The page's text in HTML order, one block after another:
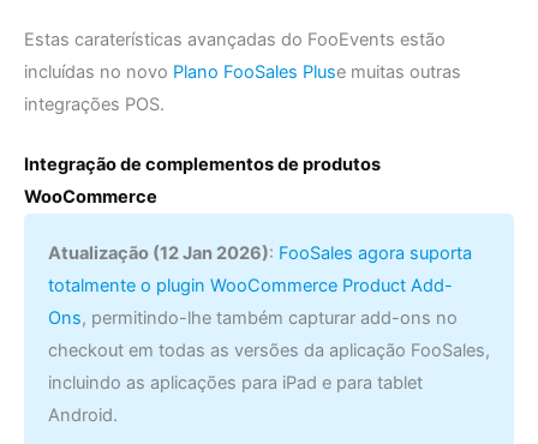
Estas caraterísticas avançadas do FooEvents estão
incluídas no novo Plano FooSales Pluse muitas outras
integrações POS.
Integração de complementos de produtos
WooCommerce
Atualização (12 Jan 2026): FooSales agora suporta
totalmente o plugin WooCommerce Product Add-
Ons, permitindo-lhe também capturar add-ons no
checkout em todas as versões da aplicação FooSales,
incluindo as aplicações para iPad e para tablet
Android.